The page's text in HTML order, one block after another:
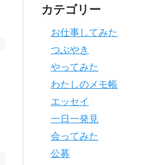
カテゴリー
お仕事してみた
つぶやき
やってみた
わたしのメモ帳
エッセイ
一日一発見
会ってみた
公募